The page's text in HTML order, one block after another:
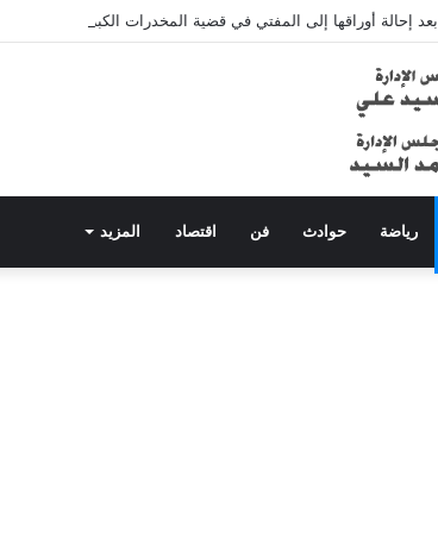
بعد إحالة أوراقها إلى المفتي في قضية المخدرات الكبرى.. من هي
رياضة حوادث فن اقتصاد المزيد